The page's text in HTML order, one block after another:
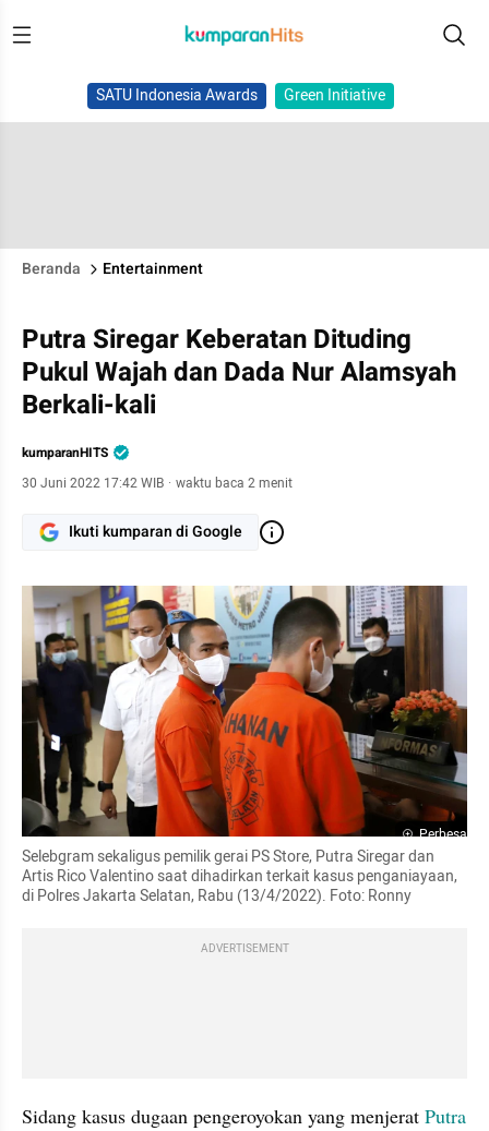
SATU Indonesia Awards Green Initiative
Beranda Entertainment
Putra Siregar Keberatan Dituding
Pukul Wajah dan Dada Nur Alamsyah
Berkali-kali
kumparanHITS
30 Juni 2022 17:42 WIB · waktu baca 2 menit
Ikuti kumparan di Google
Perbesar
Selebgram sekaligus pemilik gerai PS Store, Putra Siregar dan
Artis Rico Valentino saat dihadirkan terkait kasus penganiayaan,
di Polres Jakarta Selatan, Rabu (13/4/2022). Foto: Ronny
ADVERTISEMENT
Sidang kasus dugaan pengeroyokan yang menjerat Putra